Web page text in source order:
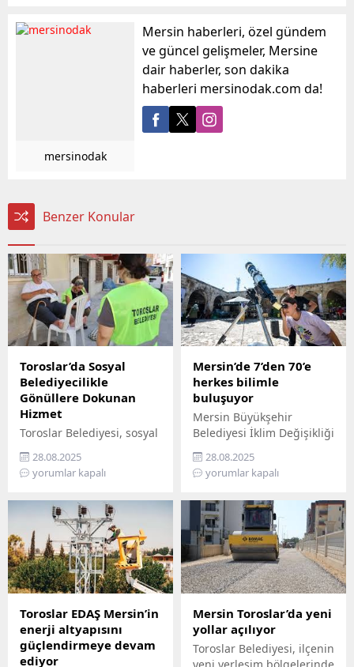
mersinodak
Mersin haberleri, özel gündem
ve güncel gelişmeler, Mersine
dair haberler, son dakika
haberleri mersinodak.com da!
Benzer Konular
Toroslar’da Sosyal
Belediyecilikle
Gönüllere Dokunan
Hizmet
Toroslar Belediyesi, sosyal
belediyecilik anlayışıyla
vatandaşların gönüllerine
dokunmaya devam ediyor.
vatandaşlar, özel
gereksinimli bireyler ile
gazi ve şehit aileleri,
belediyenin şefkatli elini
her zaman yanlarında
hissediyor. Belediye Sosyal
Destek Hizmetleri
Müdürlüğü’ne bağlı Şehit
ve Gazi Şefliği ile Yaşlı ve
Engelli Şefliği, belli
28.08.2025
yorumlar kapalı
Mersin’de 7’den 70’e
herkes bilimle
buluşuyor
Mersin Büyükşehir
Belediyesi İklim Değişikliği
ve Sıfır Atık Dairesi
Başkanlığı, Mercan 100.
Yıl İklim ve Çevre Bilim
edemeyenler için bilimi
yurttaşın ayağına
götürüyor. ‘Gökyüzü
Hepimizin, Bilim Her
Yerde’ sloganıyla yola
çıkan Büyükşehir,
Mersin’in ilçelerini tek tek
gezerek 7’den 70’e herkesi
bilimle buluşturuyor.
Bilimi, hayatın her
28.08.2025
yorumlar kapalı
Toroslar EDAŞ Mersin’in
enerji altyapısını
güçlendirmeye devam
ediyor
Mersin Toroslar’da yeni
yollar açılıyor
Toroslar Belediyesi, ilçenin
yeni yerleşim bölgelerinde